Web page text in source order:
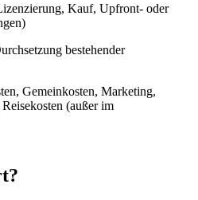
Kauf, Upfront- oder
bestehender
Gemeinkosten, Marketing,
(außer im